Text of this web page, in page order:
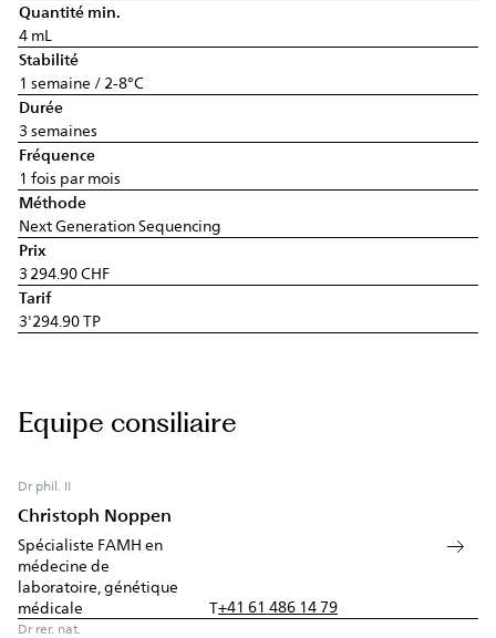
Quantité min.
4 mL
Stabilité
1 semaine / 2-8°C
Durée
3 semaines
Fréquence
1 fois par mois
Méthode
Next Generation Sequencing
Prix
3 294.90 CHF
Tarif
3'294.90 TP
Equipe consiliaire
Dr phil. II
Christoph Noppen
Spécialiste FAMH en
médecine de
laboratoire, génétique
médicale
T+41 61 486 14 79
Dr rer. nat.